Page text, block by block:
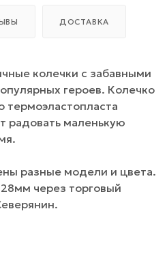
ДОСТАВКА
колечки с забавными
героев. Колечко
термоэластопласта
радовать маленькую
разные модели и цвета.
через торговый